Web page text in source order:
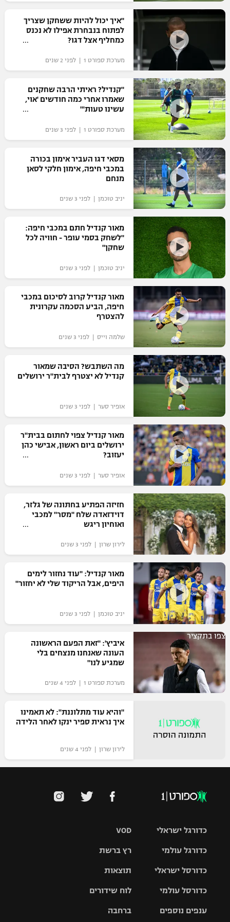
רשיון להקרנה פומבית לבית עסק
הצטרפות לחבילת הערוצים
לוח דרושים – ג'ובנט
תגיות
המגזין
"איך יכול להיות ששחקן שצריך
לפתוח בנבחרת אפילו לא נכנס
כמחליף אצל דגו?
מערכת ספורט 1 | לפני 2 שנים
"קנדיל? ראיתי הרבה שחקנים
שאמרו אחרי כמה חודשים 'אוי,
עשינו טעות'"
מערכת ספורט 1 | לפני 3 שנים
מסאי דגו העביר אימון בכורה
במכבי חיפה, אימון חלקי לסאן
מנחם
יניב טוכמן | לפני 3 שנים
מאור קנדיל חתם במכבי חיפה:
"לשחק בסמי עופר - חוויה לכל
שחקן"
יניב טוכמן | לפני 3 שנים
מאור קנדיל קרוב לסיכום במכבי
חיפה, הביע הסכמה עקרונית
להצטרף
שלמה וייס | לפני 3 שנים
מה השתבש? הסיבה שמאור
קנדיל לא יצטרף לבית"ר ירושלים
אופיר סער | לפני 3 שנים
מאור קנדיל צפוי לחתום בבית"ר
ירושלים ביום ראשון, אבישי כהן
יעזוב?
אופיר סער | לפני 3 שנים
חזיזה הפתיע בחתונה של גלזר,
דוידזאדה שלח "מסר" למכבי
ואוחיון ריגש
לירון שרון | לפני 3 שנים
מאור קנדיל: "עוד נחזור לימים
היפים, אבל הריקוד שלי לא יחזור"
יניב טוכמן | לפני 3 שנים
צפו בתקציר
איביץ': "זאת הפעם הראשונה
העונה שאנחנו מנצחים בלי
שמגיע לנו"
מערכת ספורט 1 | לפני 4 שנים
"והיא עוד מתלוננת": לא תאמינו
איך נראית ספיר ינקו לאחר הלידה
לירון שרון | לפני 4 שנים
VOD
רץ ברשת
תוצאות
לוח שידורים
ברחבה
כדורגל ישראלי
גביע הטוטו
כדורגל עולמי
האלופות
ליגה
כדורסל ישראלי
סל
כדורסל עולמי
ענפים נוספים